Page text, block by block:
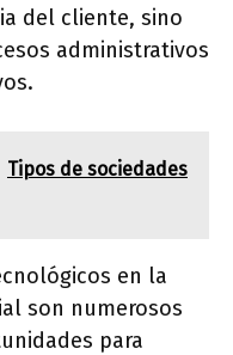
del cliente, sino
administrativos
Tipos de sociedades
en la
son numerosos
para